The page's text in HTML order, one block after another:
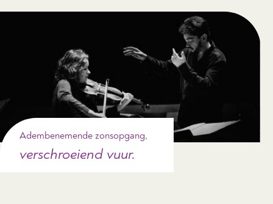
Adembenemende zonsopgang,
verschroeiend vuur.